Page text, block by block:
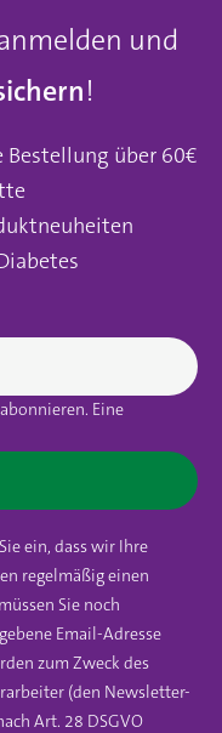
und
!
über 60€
Eine
ein, dass wir Ihre
regelmäßig einen
Sie noch
Email-Adresse
zum Zweck des
(den Newsletter-
Art. 28 DSGVO